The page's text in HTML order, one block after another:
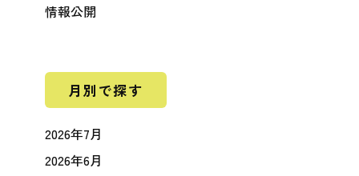
情報公開
月別で探す
2026年7月
2026年6月